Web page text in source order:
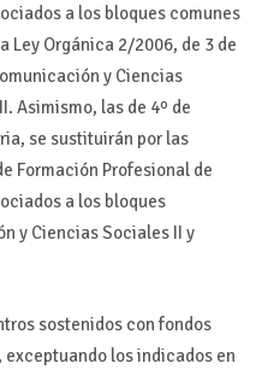
a los bloques comunes
Ley Orgánica 2/2006, de 3 de
y Ciencias
Asimismo, las de 4º de
se sustituirán por las
Formación Profesional de
a los bloques
y Ciencias Sociales II y
sostenidos con fondos
los indicados en